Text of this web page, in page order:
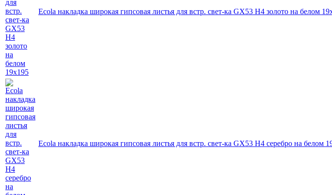
Ecola накладка широкая гипсовая листья для встр. свет-ка GX53 H4 золото на белом
Ecola накладка широкая гипсовая листья для встр. свет-ка GX53 H4 серебро на белом